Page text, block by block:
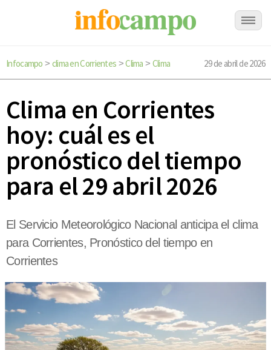
Infocampo > clima en Corrientes >Clima > Clima 29 de abril de 2026
Clima en Corrientes
hoy: cuál es el
pronóstico del tiempo
para el 29 abril 2026
El Servicio Meteorológico Nacional anticipa el clima
para Corrientes, Pronóstico del tiempo en
Corrientes